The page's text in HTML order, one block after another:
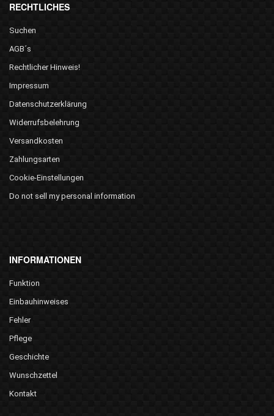
RECHTLICHES
Suchen
AGB´s
Rechtlicher Hinweis!
Impressum
Datenschutzerklärung
Widerrufsbelehrung
Versandkosten
Zahlungsarten
Cookie-Einstellungen
Do not sell my personal information
INFORMATIONEN
Funktion
Einbauhinweises
Fehler
Pflege
Geschichte
Wunschzettel
Kontakt